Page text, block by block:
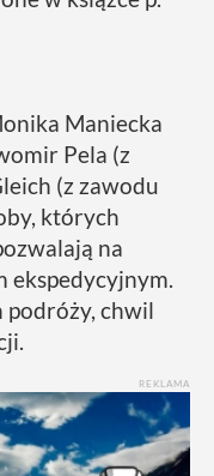
Maniecka
Pela (z
(z zawodu
których
na
ekspedycyjnym.
podróży, chwil
REKLAMA